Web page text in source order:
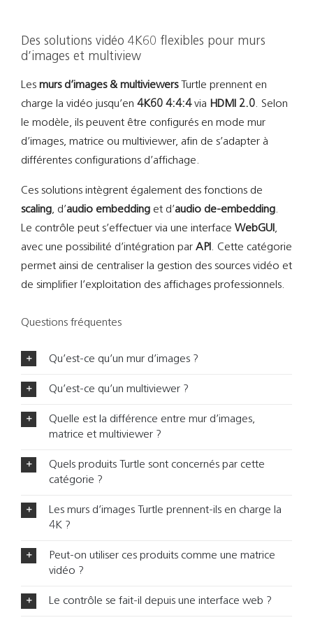
Des solutions vidéo 4K60 flexibles pour murs
d’images et multiview
Les murs d’images & multiviewersTurtle prennent en
charge la vidéo jusqu’en 4K60 4:4:4via HDMI 2.0. Selon
le modèle, ils peuvent être configurés en mode mur
d’images, matrice ou multiviewer, afin de s’adapter à
différentes configurations d’affichage.
Ces solutions intègrent également des fonctions de
scaling, d’audio embedding et d’audio de-embedding.
Le contrôle peut s’effectuer via une interface WebGUI,
avec une possibilité d’intégration par API. Cette catégorie
permet ainsi de centraliser la gestion des sources vidéo et
de simplifier l’exploitation des affichages professionnels.
Questions fréquentes
Qu’est-ce qu’un mur d’images ?
Qu’est-ce qu’un multiviewer ?
Quelle est la différence entre mur d’images,
matrice et multiviewer ?
Quels produits Turtle sont concernés par cette
catégorie ?
Les murs d’images Turtle prennent-ils en charge la
4K ?
Peut-on utiliser ces produits comme une matrice
vidéo ?
Le contrôle se fait-il depuis une interface web ?